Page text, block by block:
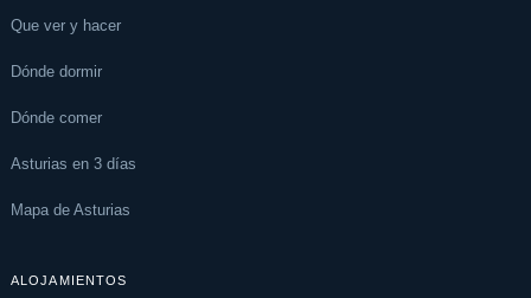
Que ver y hacer
Dónde dormir
Dónde comer
Asturias en 3 días
Mapa de Asturias
ALOJAMIENTOS